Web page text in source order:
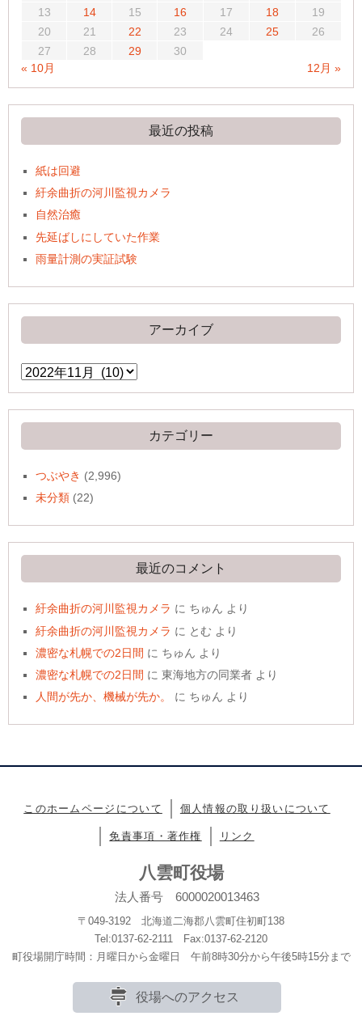
13
14 15 16 17 18
19
20
21 22 23 24 25
26
27
28 29
30
« 10月
12月 »
最近の投稿
紙は回避
紆余曲折の河川監視カメラ
自然治癒
先延ばしにしていた作業
雨量計測の実証試験
アーカイブ
ア
ー
イ
ブ
カテゴリー
つぶやき (2,996)
未分類 (22)
最近のコメント
紆余曲折の河川監視カメラ に ちゅん より
紆余曲折の河川監視カメラ に とむ より
濃密な札幌での2日間 に ちゅん より
濃密な札幌での2日間 に東海地方の同業者 より
人間が先か、機械が先か。
に ちゅん より
このホームページについて 個人情報の取り扱いについて
免責事項・著作権 リンク
八雲町役場
法人番号 6000020013463
〒049-3192 北海道二海郡八雲町住初町138
Tel:0137-62-2111 Fax:0137-62-2120
町役場開庁時間：月曜日から金曜日 午前8時30分から午後5時15分まで
役場へのアクセス